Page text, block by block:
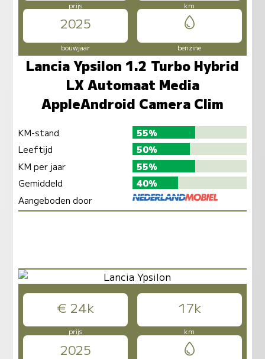
prijs km
2025
bouwjaar benzine
Lancia Ypsilon 1.2 Turbo Hybrid
LX Automaat Media
AppleAndroid Camera Clim
KM-stand
55%
Leeftijd
50%
KM per jaar
55%
Gemiddeld
40%
Aangeboden door
€ 24k 17k
prijs km
2025